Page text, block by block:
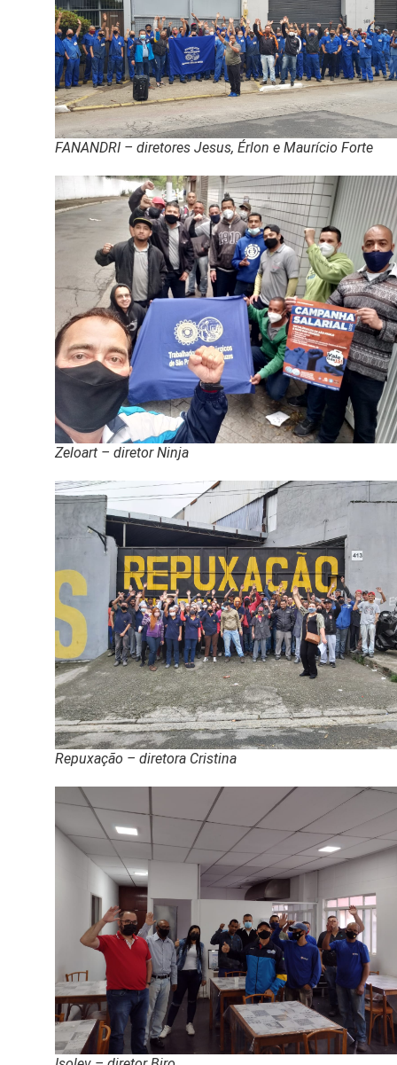
FANANDRI – diretores Jesus, Érlon e Maurício Forte
Zeloart – diretor Ninja
Repuxação – diretora Cristina